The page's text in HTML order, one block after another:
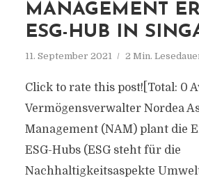
MANAGEMENT
ESG-HUB IN
11. September 2021 2 Min.
Click to rate this post![Total: 0
Vermögensverwalter Nordea
Management (NAM) plant die
ESG-Hubs (ESG steht für die
Nachhaltigkeitsaspekte